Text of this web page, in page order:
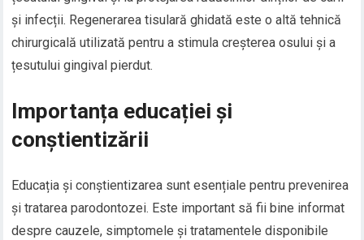
și infecții. Regenerarea tisulară ghidată este o altă tehnică
chirurgicală utilizată pentru a stimula creșterea osului și a
țesutului gingival pierdut.
Importanța educației și
conștientizării
Educația și conștientizarea sunt esențiale pentru prevenirea
și tratarea parodontozei. Este important să fii bine informat
despre cauzele, simptomele și tratamentele disponibile